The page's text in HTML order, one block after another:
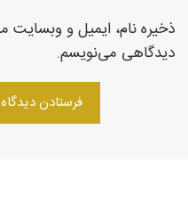
سی
ذخیره نام، ایمیل و وبسایت
دیدگاهی می‌نویسم.